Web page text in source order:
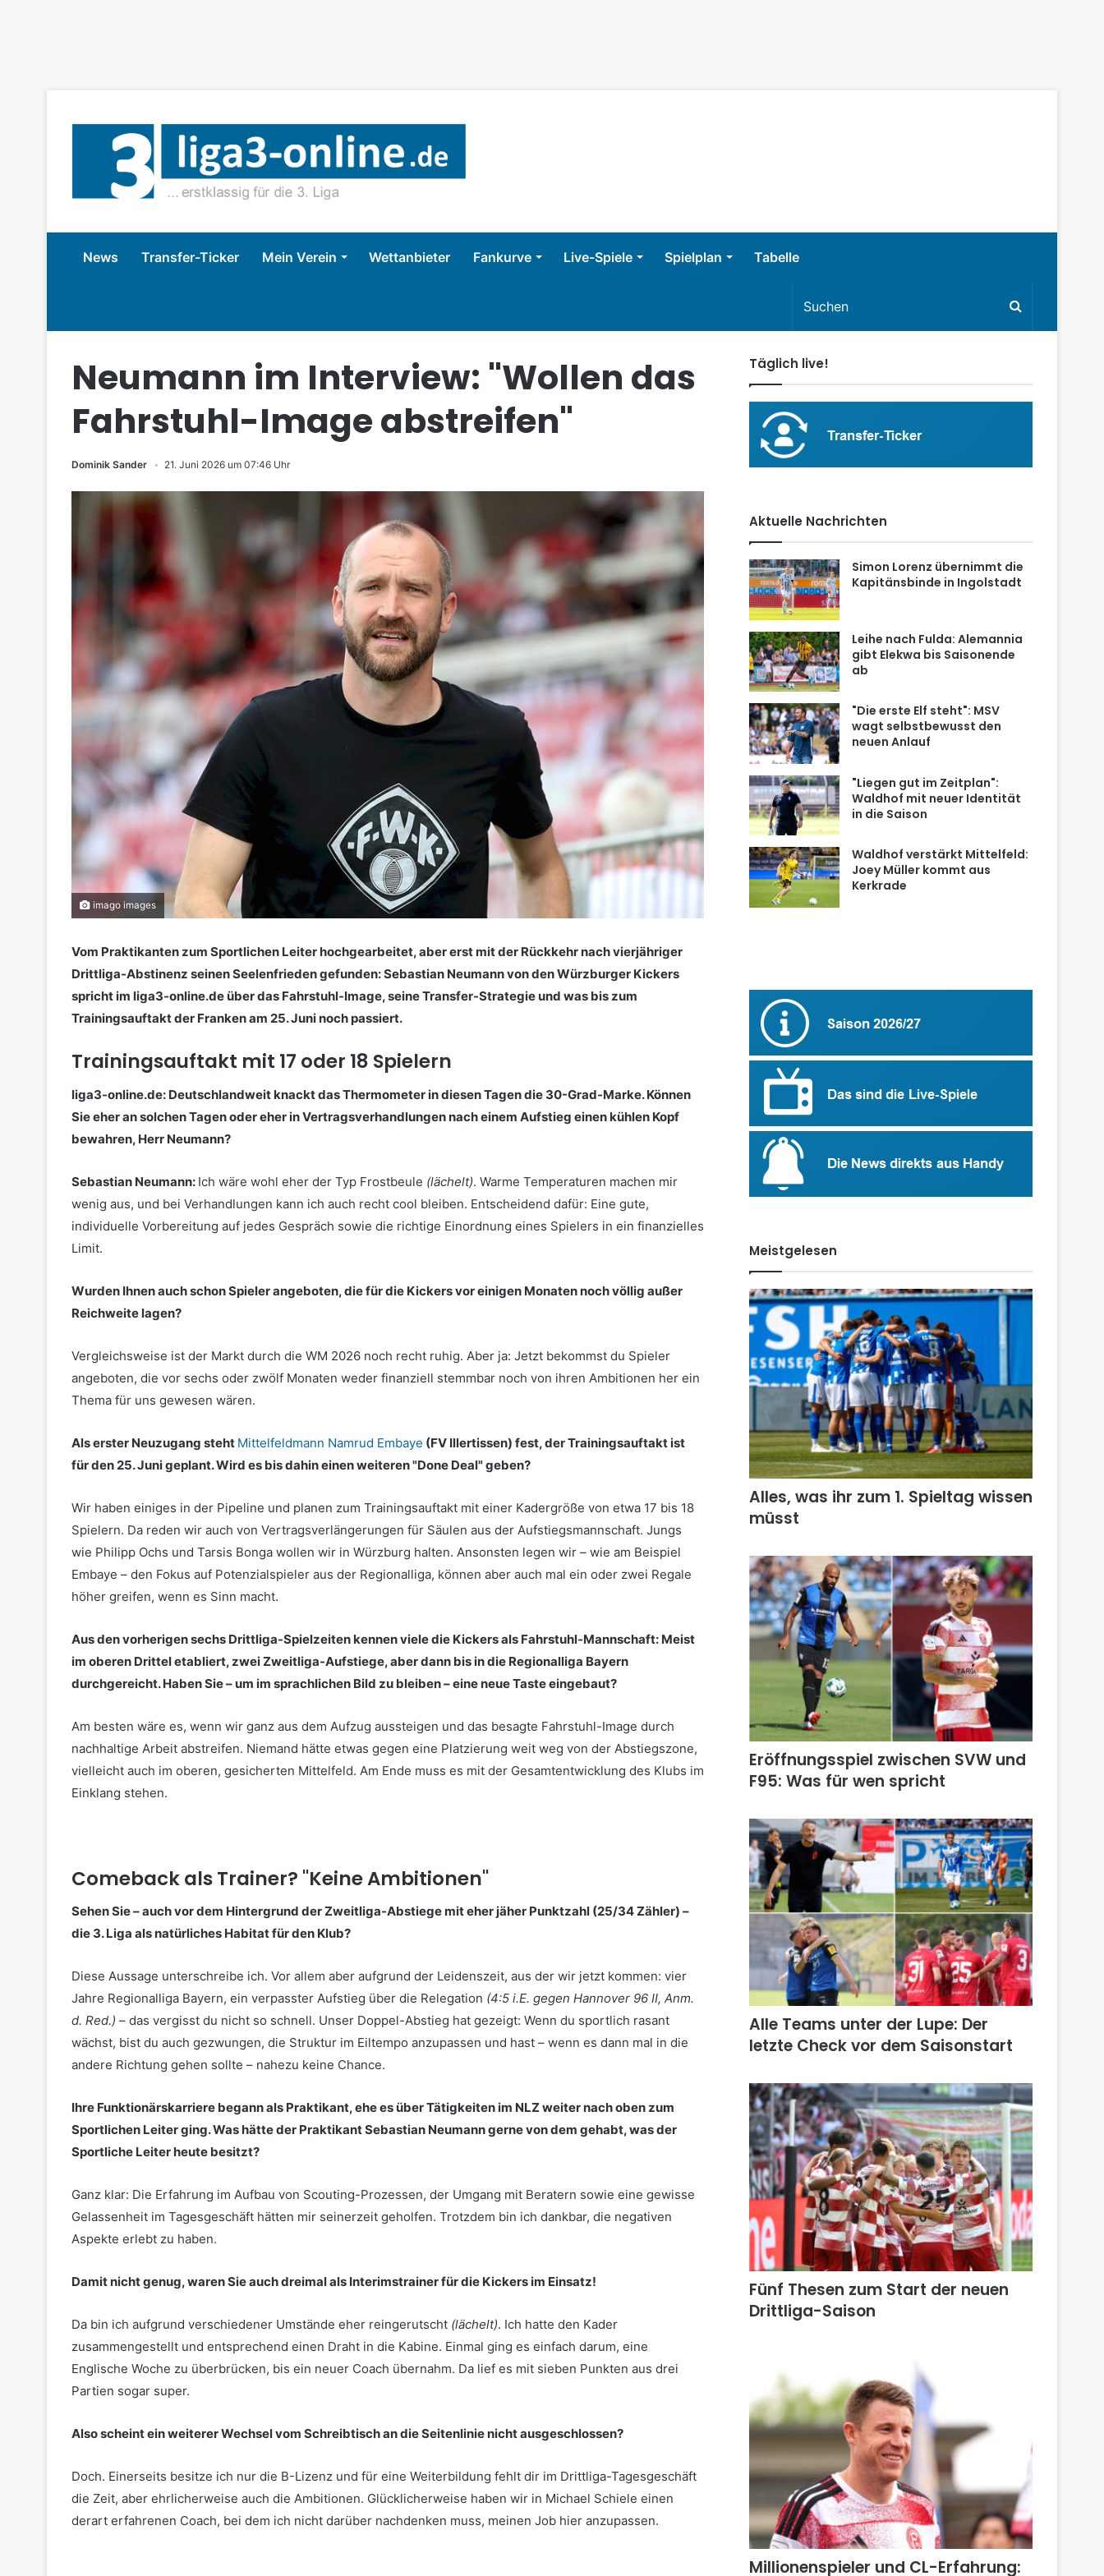
News Transfer-Ticker Mein Verein Wettanbieter Fankurve Live-Spiele Spielplan Tabelle
Neumann im Interview: "Wollen das
Fahrstuhl-Image abstreifen"
Dominik Sander 21. Juni 2026 um 07:46 Uhr
imago images
Vom Praktikanten zum Sportlichen Leiter hochgearbeitet, aber erst mit der Rückkehr nach vierjähriger
Drittliga-Abstinenz seinen Seelenfrieden gefunden: Sebastian Neumann von den Würzburger Kickers
spricht im liga3-online.de über das Fahrstuhl-Image, seine Transfer-Strategie und was bis zum
Trainingsauftakt der Franken am 25. Juni noch passiert.
Trainingsauftakt mit 17 oder 18 Spielern
liga3-online.de: Deutschlandweit knackt das Thermometer in diesen Tagen die 30-Grad-Marke. Können
Sie eher an solchen Tagen oder eher in Vertragsverhandlungen nach einem Aufstieg einen kühlen Kopf
bewahren, Herr Neumann?
Sebastian Neumann: Ich wäre wohl eher der Typ Frostbeule (lächelt). Warme Temperaturen machen mir
wenig aus, und bei Verhandlungen kann ich auch recht cool bleiben. Entscheidend dafür: Eine gute,
individuelle Vorbereitung auf jedes Gespräch sowie die richtige Einordnung eines Spielers in ein finanzielles
Limit.
Wurden Ihnen auch schon Spieler angeboten, die für die Kickers vor einigen Monaten noch völlig außer
Reichweite lagen?
Vergleichsweise ist der Markt durch die WM 2026 noch recht ruhig. Aber ja: Jetzt bekommst du Spieler
angeboten, die vor sechs oder zwölf Monaten weder finanziell stemmbar noch von ihren Ambitionen her ein
Thema für uns gewesen wären.
Als erster Neuzugang steht Mittelfeldmann Namrud Embaye (FV Illertissen) fest, der Trainingsauftakt ist
für den 25. Juni geplant. Wird es bis dahin einen weiteren "Done Deal" geben?
Wir haben einiges in der Pipeline und planen zum Trainingsauftakt mit einer Kadergröße von etwa 17 bis 18
Spielern. Da reden wir auch von Vertragsverlängerungen für Säulen aus der Aufstiegsmannschaft. Jungs
wie Philipp Ochs und Tarsis Bonga wollen wir in Würzburg halten. Ansonsten legen wir – wie am Beispiel
Embaye – den Fokus auf Potenzialspieler aus der Regionalliga, können aber auch mal ein oder zwei Regale
höher greifen, wenn es Sinn macht.
Aus den vorherigen sechs Drittliga-Spielzeiten kennen viele die Kickers als Fahrstuhl-Mannschaft: Meist
im oberen Drittel etabliert, zwei Zweitliga-Aufstiege, aber dann bis in die Regionalliga Bayern
durchgereicht. Haben Sie – um im sprachlichen Bild zu bleiben – eine neue Taste eingebaut?
Am besten wäre es, wenn wir ganz aus dem Aufzug aussteigen und das besagte Fahrstuhl-Image durch
nachhaltige Arbeit abstreifen. Niemand hätte etwas gegen eine Platzierung weit weg von der Abstiegszone,
vielleicht auch im oberen, gesicherten Mittelfeld. Am Ende muss es mit der Gesamtentwicklung des Klubs im
Einklang stehen.
Comeback als Trainer? "Keine Ambitionen"
Sehen Sie – auch vor dem Hintergrund der Zweitliga-Abstiege mit eher jäher Punktzahl (25/34 Zähler) –
die 3. Liga als natürliches Habitat für den Klub?
Diese Aussage unterschreibe ich. Vor allem aber aufgrund der Leidenszeit, aus der wir jetzt kommen: vier
Jahre Regionalliga Bayern, ein verpasster Aufstieg über die Relegation (4:5 i.E. gegen Hannover 96 II, Anm.
d. Red.) – das vergisst du nicht so schnell. Unser Doppel-Abstieg hat gezeigt: Wenn du sportlich rasant
wächst, bist du auch gezwungen, die Struktur im Eiltempo anzupassen und hast – wenn es dann mal in die
andere Richtung gehen sollte – nahezu keine Chance.
Ihre Funktionärskarriere begann als Praktikant, ehe es über Tätigkeiten im NLZ weiter nach oben zum
Sportlichen Leiter ging. Was hätte der Praktikant Sebastian Neumann gerne von dem gehabt, was der
Sportliche Leiter heute besitzt?
Ganz klar: Die Erfahrung im Aufbau von Scouting-Prozessen, der Umgang mit Beratern sowie eine gewisse
Gelassenheit im Tagesgeschäft hätten mir seinerzeit geholfen. Trotzdem bin ich dankbar, die negativen
Aspekte erlebt zu haben.
Damit nicht genug, waren Sie auch dreimal als Interimstrainer für die Kickers im Einsatz!
Da bin ich aufgrund verschiedener Umstände eher reingerutscht (lächelt). Ich hatte den Kader
zusammengestellt und entsprechend einen Draht in die Kabine. Einmal ging es einfach darum, eine
Englische Woche zu überbrücken, bis ein neuer Coach übernahm. Da lief es mit sieben Punkten aus drei
Partien sogar super.
Also scheint ein weiterer Wechsel vom Schreibtisch an die Seitenlinie nicht ausgeschlossen?
Doch. Einerseits besitze ich nur die B-Lizenz und für eine Weiterbildung fehlt dir im Drittliga-Tagesgeschäft
die Zeit, aber ehrlicherweise auch die Ambitionen. Glücklicherweise haben wir in Michael Schiele einen
derart erfahrenen Coach, bei dem ich nicht darüber nachdenken muss, meinen Job hier anzupassen.
Täglich live!
Aktuelle Nachrichten
Simon Lorenz übernimmt die
Kapitänsbinde in Ingolstadt
Leihe nach Fulda: Alemannia
gibt Elekwa bis Saisonende
ab
"Die erste Elf steht": MSV
wagt selbstbewusst den
neuen Anlauf
"Liegen gut im Zeitplan":
Waldhof mit neuer Identität
in die Saison
Waldhof verstärkt Mittelfeld:
Joey Müller kommt aus
Kerkrade
Meistgelesen
Alles, was ihr zum 1. Spieltag wissen
müsst
Eröffnungsspiel zwischen SVW und
F95: Was für wen spricht
Alle Teams unter der Lupe: Der
letzte Check vor dem Saisonstart
Fünf Thesen zum Start der neuen
Drittliga-Saison
Millionenspieler und CL-Erfahrung: